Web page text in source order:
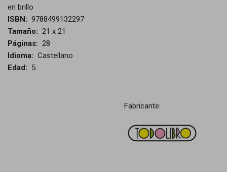
en brillo
ISBN: 9788499132297
Tamaño: 21 x 21
Páginas: 28
Idioma: Castellano
Edad: 5
Fabricante: